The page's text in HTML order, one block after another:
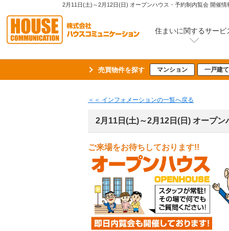
住まいに関するサービ
売買物件を探す マンション 一戸建て
＜＜ インフォメーションの一覧へ戻る
2月11日(土)～2月12日(日) オープ
ご来場をお待ちしております!!